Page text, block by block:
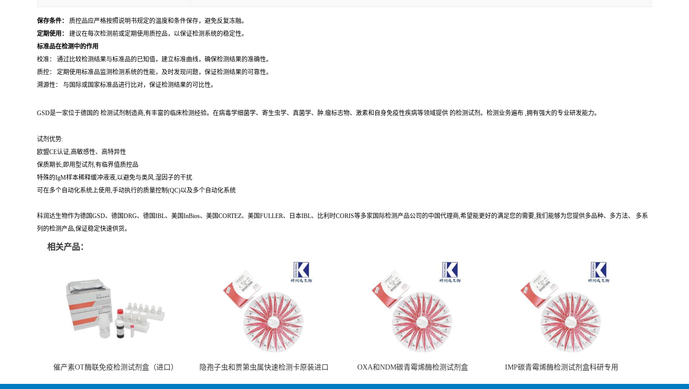
保存条件：
质控品应严格按照说明书规定的温度和条件保存，避免反复冻融。
定期使用：
建议在每次检测前或定期使用质控品，以保证检测系统的稳定性。
标准品在检测中的作用
校准： 通过比较检测结果与标准品的已知值，建立标准曲线，确保检测结果的准确性。
质控： 定期使用标准品监测检测系统的性能，及时发现问题，保证检测结果的可靠性。
溯源性： 与国际或国家标准品进行比对，保证检测结果的可比性。
GSD是一家位于德国的 检测试剂制造商,有丰富的临床检测经验。在病毒学细菌学、寄生虫学、真菌学、肿.瘤标志物、激素和自身免疫性疾病等领域提供 的检测试剂。检测业务遍布 ,拥有强大的专业研发能力。
试剂优势:
欧盟CE认证,高敏感性、高特异性
保质期长,即用型试剂,有临界值质控品
特殊的IgM样本稀释缓冲液液,以避免与类风.湿因子的干扰
可在多个自动化系统上使用,手动执行的质量控制(QC)以及多个自动化系统
科润达生物作为德国GSD、德国DRG、德国IBL、美国InBios、美国CORTEZ、美国FULLER、日本IBL、比利时CORIS等多家国际检测产品公司的中国代理商,希望能更好的满足您的需要,我们能够为您提供多品种、多方法、 多系
列的检测产品,保证稳定快速供货。
相关产品：
催产素OT酶联免疫检测试剂盒（进口） 隐孢子虫和贾第虫属快速检测卡原装进口 OXA和NDM碳青霉烯酶检测试剂盒 IMP碳青霉烯酶检测试剂盒科研专用